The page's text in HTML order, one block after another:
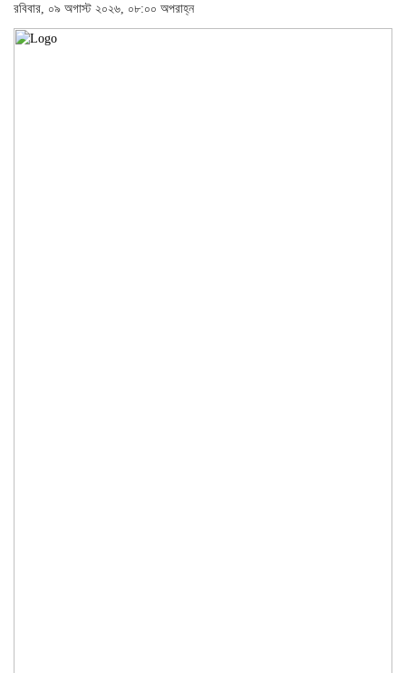
রবিবার, ০৯ অগাস্ট ২০২৬, ০৮:০০ অপরাহ্ন